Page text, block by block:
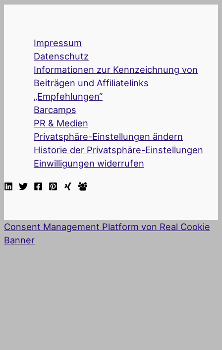
Impressum
Datenschutz
Informationen zur Kennzeichnung von
Beiträgen und Affiliatelinks
„Empfehlungen“
Barcamps
PR & Medien
Privatsphäre-Einstellungen ändern
Historie der Privatsphäre-Einstellungen
Einwilligungen widerrufen
Consent Management Platform von Real Cookie
Banner